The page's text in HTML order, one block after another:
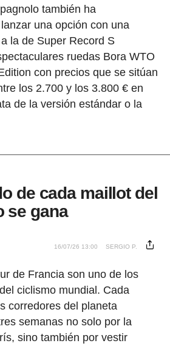
también ha
una opción con una
la de Super Record S
ruedas Bora WTO
con precios que se sitúan
los 2.700 y los 3.800 € en
de la versión estándar o la
de cada maillot del
se gana
16/07/26 13:00 SERGIO P.
de Francia son uno de los
ciclismo mundial. Cada
corredores del planeta
semanas no solo por la
sino también por vestir